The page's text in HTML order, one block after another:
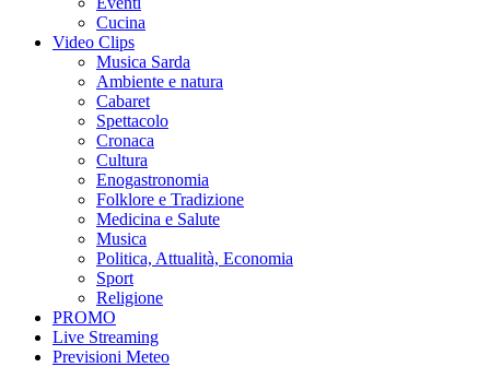
Cucina
Video Clips
Musica Sarda
Ambiente e natura
Cabaret
Spettacolo
Cronaca
Cultura
Enogastronomia
Folklore e Tradizione
Medicina e Salute
Musica
Politica, Attualità, Economia
Sport
Religione
PROMO
Live Streaming
Previsioni Meteo